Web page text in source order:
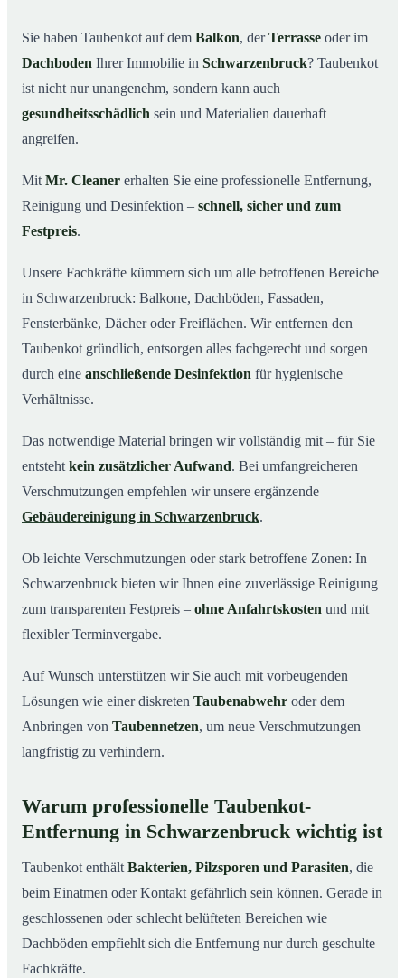
04Taubenkot entfernen in Schwarzenbruck & Umgebung
05Jetzt Angebot für die Taubenkot-Entfernung in
Schwarzenbruck anfordern
06So wird Taubenkot in Schwarzenbruck professionell
Sie haben Taubenkot auf dem Balkon, derTerrasse oder im
Dachboden Ihrer Immobilie in Schwarzenbruck? Taubenkot
ist nicht nur unangenehm, sondern kann auch
gesundheitsschädlich sein und Materialien dauerhaft
angreifen.
MitMr. Cleaner erhalten Sie eine professionelle Entfernung,
Reinigung und Desinfektion – schnell, sicher und zum
Festpreis.
Unsere Fachkräfte kümmern sich um alle betroffenen Bereiche
in Schwarzenbruck: Balkone, Dachböden, Fassaden,
Fensterbänke, Dächer oder Freiflächen. Wir entfernen den
Taubenkot gründlich, entsorgen alles fachgerecht und sorgen
durch eine anschließende Desinfektion für hygienische
Verhältnisse.
Das notwendige Material bringen wir vollständig mit – für Sie
entstehtkein zusätzlicher Aufwand. Bei umfangreicheren
Verschmutzungen empfehlen wir unsere ergänzende
Gebäudereinigung in Schwarzenbruck.
Ob leichte Verschmutzungen oder stark betroffene Zonen: In
Schwarzenbruck bieten wir Ihnen eine zuverlässige Reinigung
zum transparenten Festpreis – ohne Anfahrtskosten und mit
flexibler Terminvergabe.
Auf Wunsch unterstützen wir Sie auch mit vorbeugenden
Lösungen wie einer diskreten Taubenabwehr oder dem
Anbringen von Taubennetzen, um neue Verschmutzungen
langfristig zu verhindern.
Warum professionelle Taubenkot-
Entfernung in Schwarzenbruck wichtig ist
Taubenkot enthältBakterien, Pilzsporen und Parasiten, die
beim Einatmen oder Kontakt gefährlich sein können. Gerade in
geschlossenen oder schlecht belüfteten Bereichen wie
Dachböden empfiehlt sich die Entfernung nur durch geschulte
Fachkräfte.